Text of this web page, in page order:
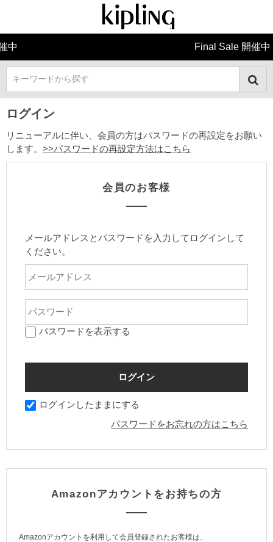
Final Sale 開催中
キーワードから探す
ログイン
リニューアルに伴い、会員の方はパスワードの再設定をお願い
します。 >>パスワードの再設定方法はこちら
会員のお客様
メールアドレスとパスワードを入力してログインして
ください。
パスワードを表示する
ログインしたままにする
パスワードをお忘れの方はこちら
Amazonアカウントをお持ちの方
Amazonアカウントを利用して会員登録されたお客様は、